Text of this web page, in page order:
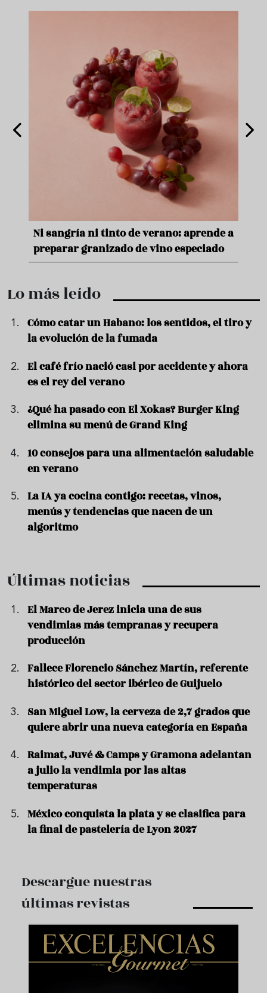
Ni sangría ni tinto de verano: aprende a
preparar granizado de vino especiado
Lo más leído
Cómo catar un Habano: los sentidos, el tiro y
la evolución de la fumada
El café frío nació casi por accidente y ahora
es el rey del verano
¿Qué ha pasado con El Xokas? Burger King
elimina su menú de Grand King
10 consejos para una alimentación saludable
en verano
La IA ya cocina contigo: recetas, vinos,
menús y tendencias que nacen de un
algoritmo
Últimas noticias
El Marco de Jerez inicia una de sus
vendimias más tempranas y recupera
producción
Fallece Florencio Sánchez Martín, referente
histórico del sector ibérico de Guijuelo
San Miguel Low, la cerveza de 2,7 grados que
quiere abrir una nueva categoría en España
Raimat, Juvé & Camps y Gramona adelantan
a julio la vendimia por las altas
temperaturas
México conquista la plata y se clasifica para
la final de pastelería de Lyon 2027
Descargue nuestras
últimas revistas